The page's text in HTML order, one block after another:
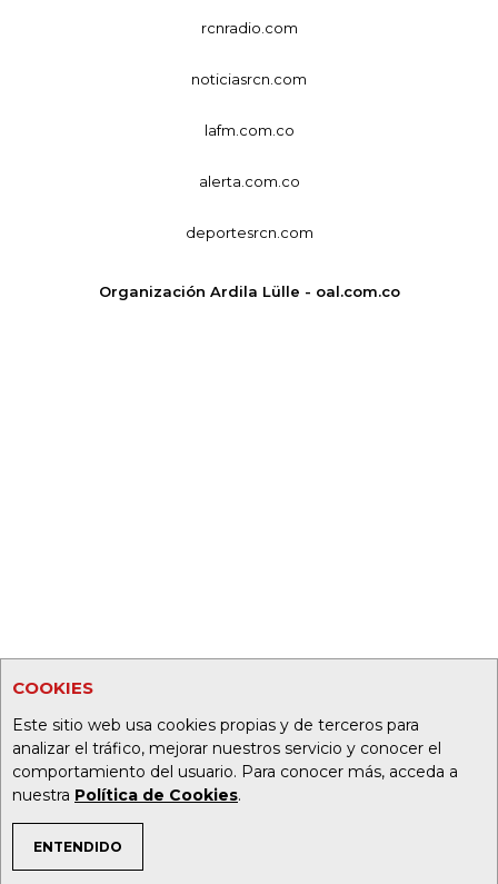
COOKIES
Este sitio web usa cookies propias y de terceros para
analizar el tráfico, mejorar nuestros servicio y conocer el
comportamiento del usuario. Para conocer más, acceda a
nuestra Política de Cookies.
ENTENDIDO
TEMAS DE INTERÉS
rcnradio.com
noticiasrcn.com
lafm.com.co
alerta.com.co
deportesrcn.com
Organización Ardila Lülle - oal.com.co